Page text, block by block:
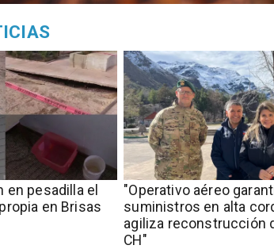
en pesadilla el
en Brisas
"Operativo aéreo
suministros en alta
agiliza reconstrucción
CH"